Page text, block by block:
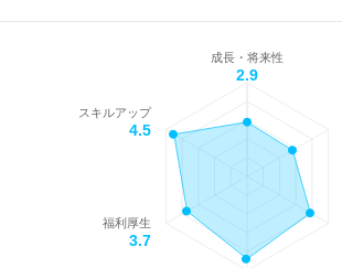
成長・将来性
2.9
福利厚生
3.7
スキルアップ
4.5